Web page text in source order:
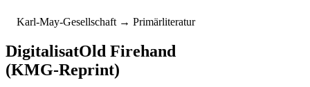
Karl-May-Gesellschaft → Primärliteratur
DigitalisatOld Firehand
(KMG-Reprint)